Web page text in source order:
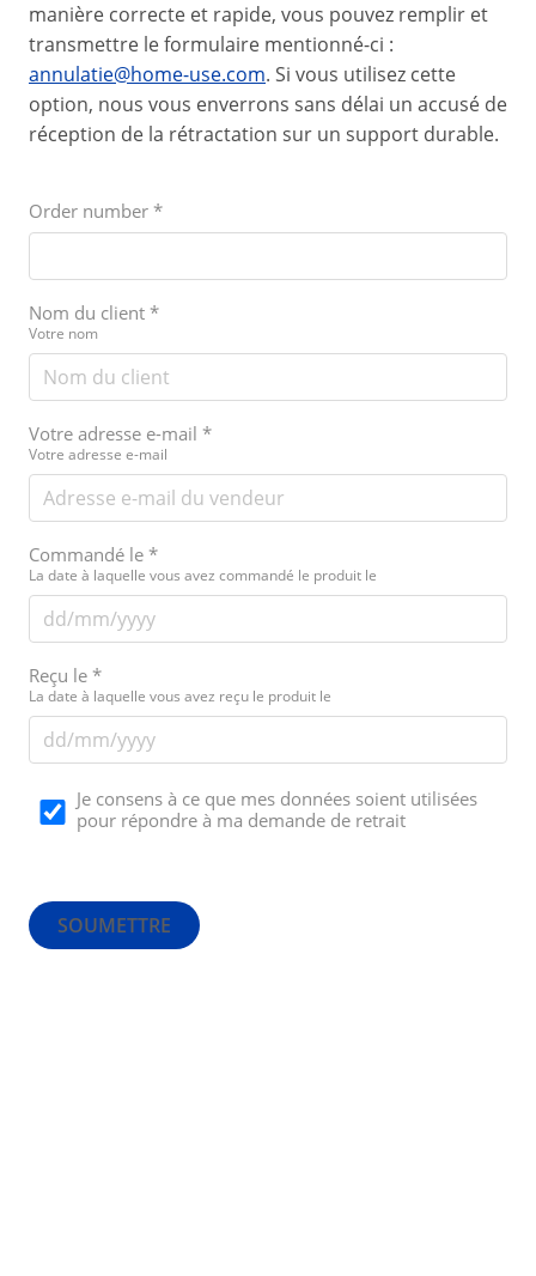
manière correcte et rapide, vous pouvez remplir et
transmettre le formulaire mentionné-ci :
annulatie@home-use.com. Si vous utilisez cette
option, nous vous enverrons sans délai un accusé de
réception de la rétractation sur un support durable.
Order number *
Nom du client *
Votre nom
Votre adresse e-mail *
Votre adresse e-mail
Commandé le *
La date à laquelle vous avez commandé le produit le
Reçu le *
La date à laquelle vous avez reçu le produit le
Je consens à ce que mes données soient utilisées
pour répondre à ma demande de retrait